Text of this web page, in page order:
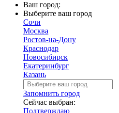
Ваш город:
Выберите ваш город
Сочи
Москва
Ростов-на-Дону
Краснодар
Новосибирск
Екатеринбург
Казань
Запомнить город
Сейчас выбран:
Подтверждаю